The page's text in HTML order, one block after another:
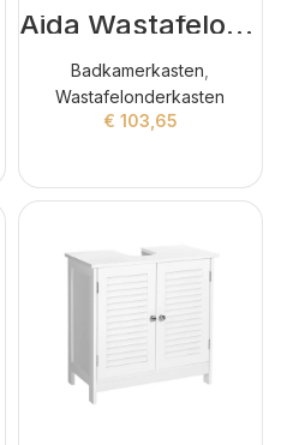
Aida Wastafelonderkasten Wit
Badkamerkasten
Wastafelonderkasten
€ 103,65